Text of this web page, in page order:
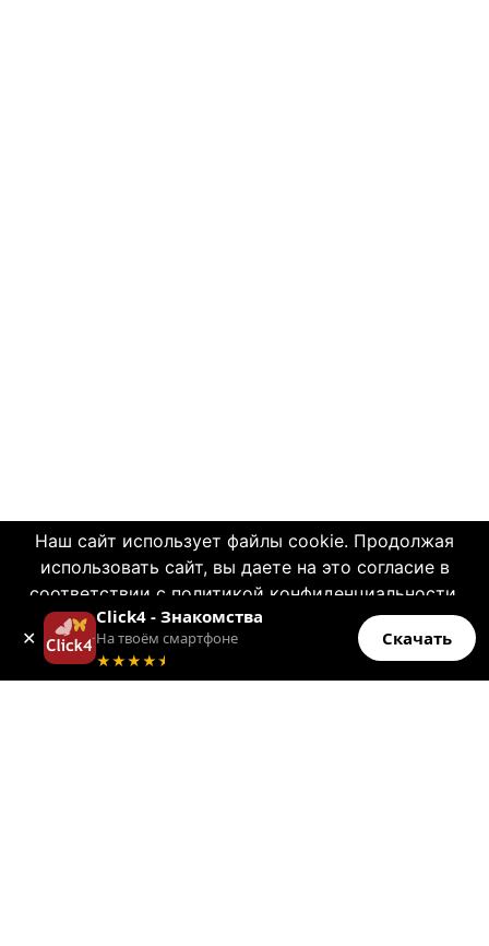
Наш сайт использует файлы cookie. Продолжая
использовать сайт, вы даете на это согласие в
соответствии с политикой конфиденциальности.
OK
Больше информации
© 2004—2026 Click4.net
О НАС
-Правила пользования
✕
Click4 - Знакомства
На твоём смартфоне
★★★★★
Скачать